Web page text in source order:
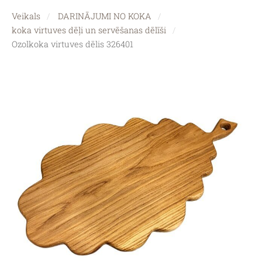
Veikals
DARINĀJUMI NO KOKA
koka virtuves dēļi un servēšanas dēlīši
Ozolkoka virtuves dēlis 326401